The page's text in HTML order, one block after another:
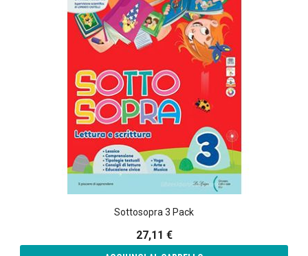
Sottosopra 3 Pack
27,11 €